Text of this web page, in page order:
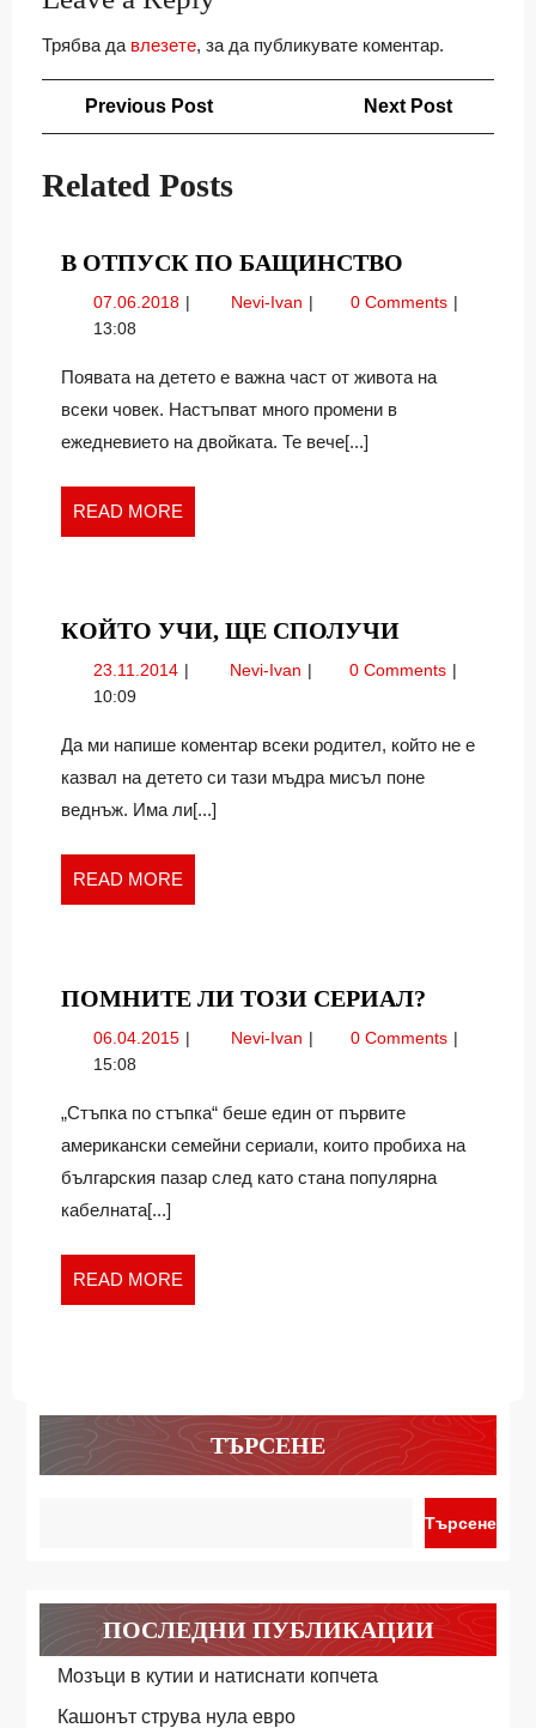
Трябва да влезете, за да публикувате коментар.
Навигация
Previous PostPrevious
Next Post
Related Posts
В ОТПУСК ПО БАЩИНСТВО
ОТПУСК
07.06.2018 07.06.2018Nevi-Ivan В
бащинство
0 Comments
13:08
Появата на детето е важна част от живота на
всеки човек. Настъпват много промени в
ежедневието на двойката. Те вече[...]
READ MORE
MORE
КОЙТО УЧИ, ЩЕ СПОЛУЧИКОЙТО
УЧИ,
23.11.2014 23.11.2014Nevi-Ivan Който
сполучи
0 Comments
10:09
Да ми напише коментар всеки родител, който не е
казвал на детето си тази мъдра мисъл поне
веднъж. Има ли[...]
READ MORE
MORE
ПОМНИТЕ ЛИ ТОЗИ СЕРИАЛ?
ЛИ
ТОЗИ
06.04.2015 06.04.2015Nevi-Ivan Помните
сериал?
0 Comments
15:08
„Стъпка по стъпка“ беше един от първите
американски семейни сериали, които пробиха на
българския пазар след като стана популярна
кабелната[...]
READ MORE
MORE
ТЪРСЕНЕ
Търсене
ПОСЛЕДНИ ПУБЛИКАЦИИ
Мозъци в кутии и натиснати копчета
Кашонът струва нула евро